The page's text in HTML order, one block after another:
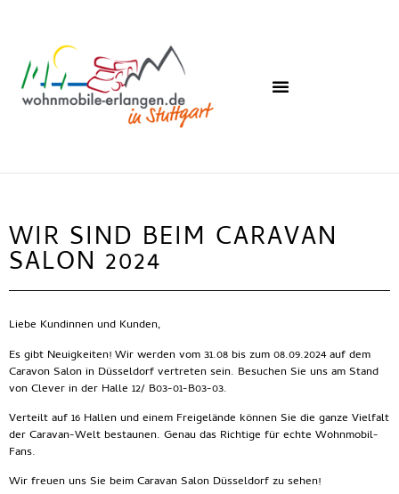
WIR SIND BEIM CARAVAN
SALON 2024
Liebe Kundinnen und Kunden,
Es gibt Neuigkeiten! Wir werden vom31.08 bis zum 08.09.2024auf dem
Caravon Salon in Düsseldorf vertreten sein. Besuchen Sie uns am Stand
von Clever in der Halle 12/ B03-01-B03-03.
Verteilt auf 16 Hallen und einem Freigelände können Sie die ganze Vielfalt
der Caravan-Welt bestaunen. Genau das Richtige für echte Wohnmobil-
Fans.
Wir freuen uns Sie beim Caravan Salon Düsseldorf zu sehen!